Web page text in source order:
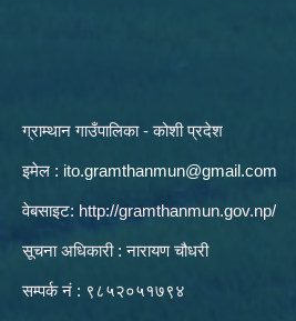
ग्राम्थान गाउँपालिका - कोशी प्रदेश
इमेल : ito.gramthanmun@gmail.com
वेबसाइट: http://gramthanmun.gov.np/
सूचना अधिकारी : नारायण चौधरी
सम्पर्क नं : ९८५२०५१७९४